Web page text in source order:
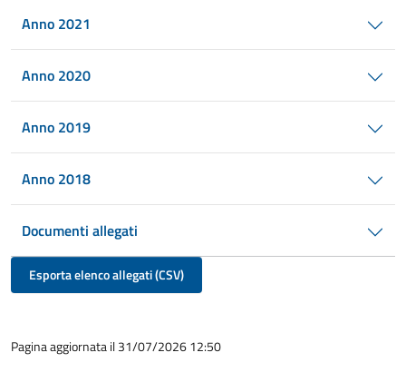
Anno 2021
Anno 2020
Anno 2019
Anno 2018
Documenti allegati
Esporta elenco allegati (CSV)
Pagina aggiornata il 31/07/2026 12:50